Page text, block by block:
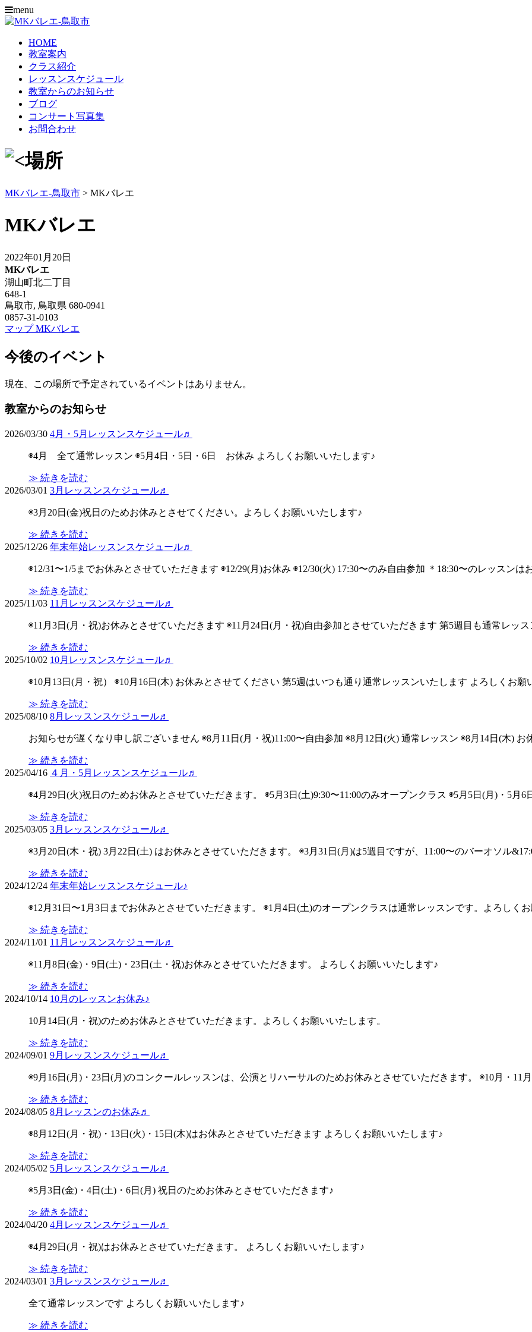
menu
HOME
教室案内
クラス紹介
レッスンスケジュール
教室からのお知らせ
ブログ
コンサート写真集
お問合わせ
MKバレエ-鳥取市 > MKバレエ
MKバレエ
2022年01月20日
MKバレエ
湖山町北二丁目
648-1
鳥取市, 鳥取県 680-0941
0857-31-0103
マップMKバレエ
今後のイベント
現在、この場所で予定されているイベントはありません。
教室からのお知らせ
2026/03/30 4月・5月レッスンスケジュール♬
◉4月 全て通常レッスン ◉5月4日・5日・6日 お休み よろしくお願いいたします♪
≫ 続きを読む
2026/03/01 3月レッスンスケジュール♬
◉3月20日(金)祝日のためお休みとさせてください。よろしくお願いいたします♪
≫ 続きを読む
2025/12/26 年末年始レッスンスケジュール♬
◉12/31〜1/5までお休みとさせていただきます ◉12/29(月)お休み ◉12/30(火) 17:30〜のみ自由参加 ＊18:30〜のレッスンは
≫ 続きを読む
2025/11/03 11月レッスンスケジュール♬
◉11月3日(月・祝)お休みとさせていただきます ◉11月24日(月・祝)自由参加とさせていただきます 第5週目も通常レッ
≫ 続きを読む
2025/10/02 10月レッスンスケジュール♬
◉10月13日(月・祝） ◉10月16日(木) お休みとさせてください 第5週はいつも通り通常レッスンいたします よろしくお願
≫ 続きを読む
2025/08/10 8月レッスンスケジュール♬
お知らせが遅くなり申し訳ございません ◉8月11日(月・祝)11:00〜自由参加 ◉8月12日(火) 通常レッスン ◉8月14日(木) お
≫ 続きを読む
2025/04/16 ４月・5月レッスンスケジュール♬
◉4月29日(火)祝日のためお休みとさせていただきます。 ◉5月3日(土)9:30〜11:00のみオープンクラス ◉5月5日(月)・5月6
≫ 続きを読む
2025/03/05 3月レッスンスケジュール♬
◉3月20日(木・祝) 3月22日(土) はお休みとさせていただきます。 ◉3月31日(月)は5週目ですが、11:00〜のバーオソル
≫ 続きを読む
2024/12/24 年末年始レッスンスケジュール♪
◉12月31日〜1月3日までお休みとさせていただきます。 ◉1月4日(土)のオープンクラスは通常レッスンです。よろしく
≫ 続きを読む
2024/11/01 11月レッスンスケジュール♬
◉11月8日(金)・9日(土)・23日(土・祝)お休みとさせていただきます。 よろしくお願いいたします♪
≫ 続きを読む
2024/10/14 10月のレッスンお休み♪
10月14日(月・祝)のためお休みとさせていただきます。よろしくお願いいたします。
≫ 続きを読む
2024/09/01 9月レッスンスケジュール♬
◉9月16日(月)・23日(月)のコンクールレッスンは、公演とリハーサルのためお休みとさせていただきます。 ◉10月・
≫ 続きを読む
2024/08/05 8月レッスンのお休み♬
◉8月12日(月・祝)・13日(火)・15日(木)はお休みとさせていただきます よろしくお願いいたします♪
≫ 続きを読む
2024/05/02 5月レッスンスケジュール♬
◉5月3日(金)・4日(土)・6日(月) 祝日のためお休みとさせていただきます♪
≫ 続きを読む
2024/04/20 4月レッスンスケジュール♬
◉4月29日(月・祝)はお休みとさせていただきます。 よろしくお願いいたします♪
≫ 続きを読む
2024/03/01 3月レッスンスケジュール♬
全て通常レッスンです よろしくお願いいたします♪
≫ 続きを読む